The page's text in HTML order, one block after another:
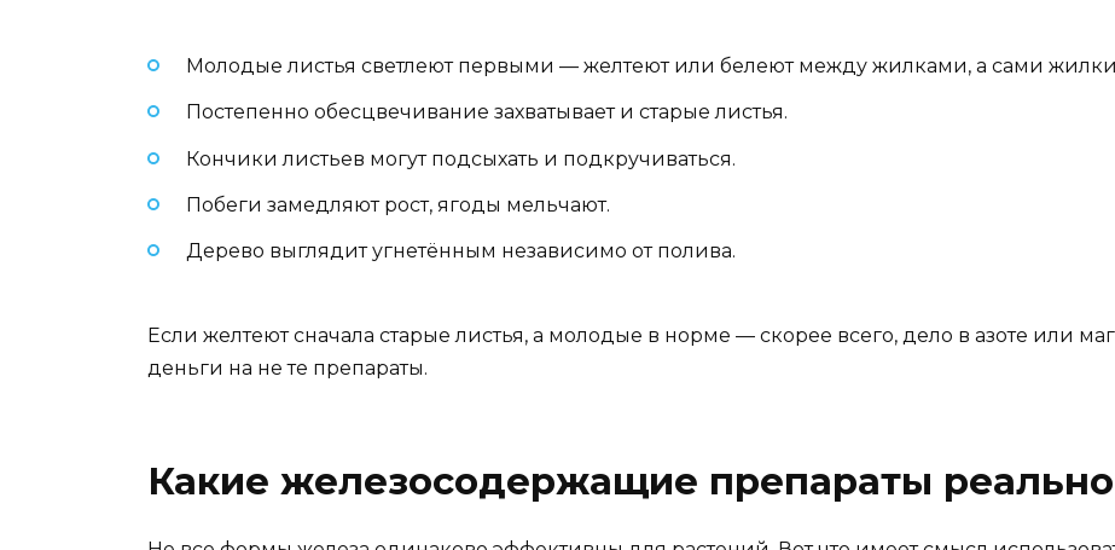
Молодые листья светлеют первыми — желтеют или белеют между жилками, а сами
Постепенно обесцвечивание захватывает и старые листья.
Кончики листьев могут подсыхать и подкручиваться.
Побеги замедляют рост, ягоды мельчают.
Дерево выглядит угнетённым независимо от полива.
Если желтеют сначала старые листья, а молодые в норме — скорее всего, дело в азоте или
деньги на не те препараты.
Какие железосодержащие препараты